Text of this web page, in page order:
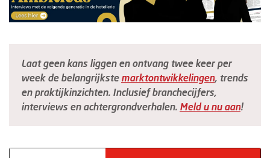
Laat geen kans liggen en ontvang twee keer per
week de belangrijkste marktontwikkelingen, trends
en praktijkinzichten. Inclusief branchecijfers,
interviews en achtergrondverhalen. Meld u nu aan!